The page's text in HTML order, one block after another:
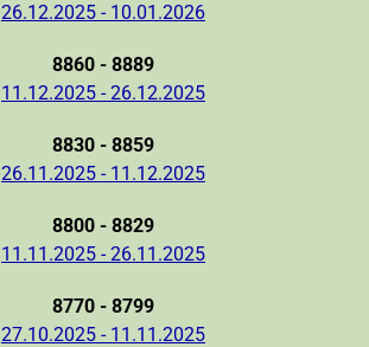
26.12.2025 - 10.01.2026
8860 - 8889
11.12.2025 - 26.12.2025
8830 - 8859
26.11.2025 - 11.12.2025
8800 - 8829
11.11.2025 - 26.11.2025
8770 - 8799
27.10.2025 - 11.11.2025